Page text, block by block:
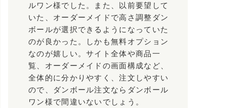
ルワン様でした。また、以前要望して
いた、オーダーメイドで高さ調整ダン
ボールが選択できるようになっていた
のが良かった。しかも無料オプション
なのが嬉しい。サイト全体や商品一
覧、オーダーメイドの画面構成など、
全体的に分かりやすく、注文しやすい
ので、ダンボール注文ならダンボール
ワン様で間違いないでしょう。